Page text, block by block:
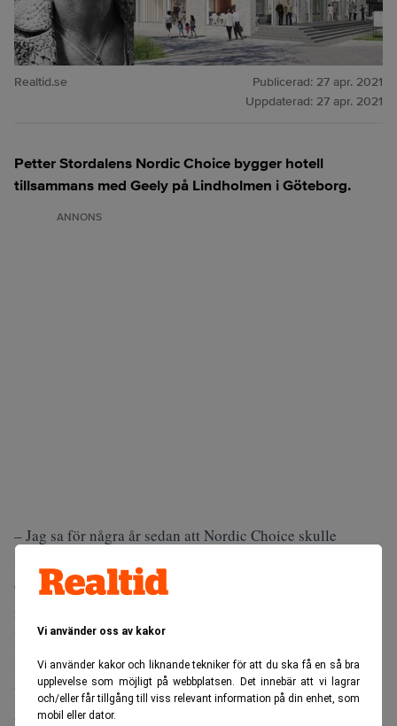
Vi använder oss av kakor
Vi använder kakor och liknande tekniker för att du ska få en så bra
upplevelse som möjligt på webbplatsen. Det innebär att vi lagrar
och/eller får tillgång till viss relevant information på din enhet, som
mobil eller dator.
Realtid.se Publicerad: 27 apr. 2021
Uppdaterad: 27 apr. 2021
Petter Stordalens Nordic Choice bygger hotell
tillsammans med Geely på Lindholmen i Göteborg.
ANNONS
– Jag sa för några år sedan att Nordic Choice skulle
fördubbla kapaciteten i Göteborg. Det är ett löfte till
Göteborgarna som vi levererat på och överträffat med
råge, säger Petter Stordalen, ägare till Nordic Choice
Hotels, i en presskommentar.
Den 12 745 kvadratmeter stora fastigheten som är under
uppförande beräknas öppna hösten 2022. Fastighetsägare
är Geely.